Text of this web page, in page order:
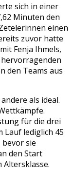
sich in einer
Minuten den
einen
zuvor hatte
Fenja Ihmels,
hervorragenden
den Teams aus
als ideal.
für die drei
Lauf lediglich 45
sie
den Start